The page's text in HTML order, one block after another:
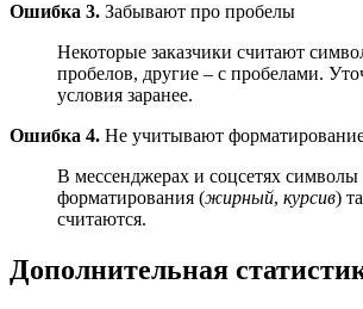
Ошибка 3. Забывают про пробелы
Некоторые заказчики считают
пробелов, другие – с пробелами.
условия заранее.
Ошибка 4. Не учитывают
В мессенджерах и соцсетях символы
форматирования (жирный, курсив)
считаются.
Дополнительная